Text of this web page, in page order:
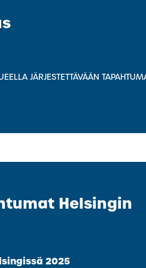
JÄRJESTETTÄVÄÄN
Helsingin
2025